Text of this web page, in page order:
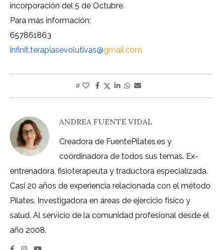
incorporación del 5 de Octubre.
Para más información:
657861863
infinit.terapiasevolutivas@gmail.com
0
ANDREA FUENTE VIDAL
Creadora de FuentePilates.es y
coordinadora de todos sus temas. Ex-
entrenadora, fisioterapeuta y traductora especializada.
Casi 20 años de experiencia relacionada con el método
Pilates. Investigadora en áreas de ejercicio físico y
salud. Al servicio de la comunidad profesional desde el
año 2008.